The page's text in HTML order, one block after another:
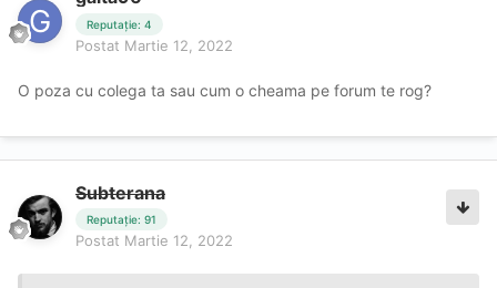
Reputație: 4
Postat Martie 12, 2022
O poza cu colega ta sau cum o cheama pe forum te rog?
Subterana
Reputație: 91
Postat Martie 12, 2022